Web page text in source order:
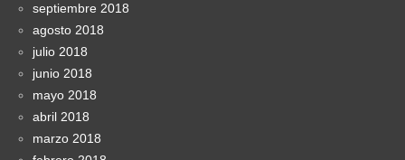
septiembre 2018
agosto 2018
julio 2018
junio 2018
mayo 2018
abril 2018
marzo 2018